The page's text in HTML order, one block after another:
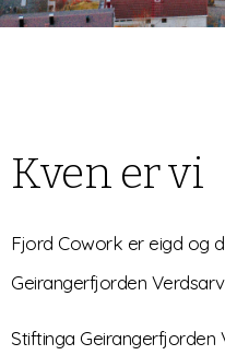
Kven er vi
Fjord Cowork er eigd og
Geirangerfjorden Verdsarv
Stiftinga Geirangerfjorden